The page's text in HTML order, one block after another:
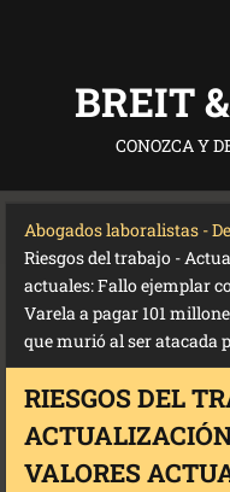
BREIT
CONOZCA Y
Abogados laboralistas -
Riesgos del trabajo -
actuales: Fallo ejemplar
Varela a pagar 101
que murió al ser atacada
RIESGOS DEL
VALORES